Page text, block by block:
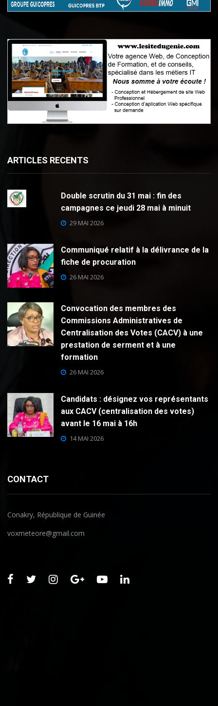
ARTICLES RECENTS
Double scrutin du 31 mai : fin des
campagnes ce jeudi 28 mai à minuit
29 MAI 2026
Communiqué relatif à la délivrance de la
fiche de procuration
26 MAI 2026
Convocation des membres des
Commissions Administratives de
Centralisation des Votes (CACV) à une
prestation de serment et à une
formation
26 MAI 2026
Candidats : désignez vos représentants
aux CACV (centralisation des votes)
avant le 16 mai à 16h
14 MAI 2026
CONTACT
Conakry, République de Guinée
voxmeteore@gmail.com